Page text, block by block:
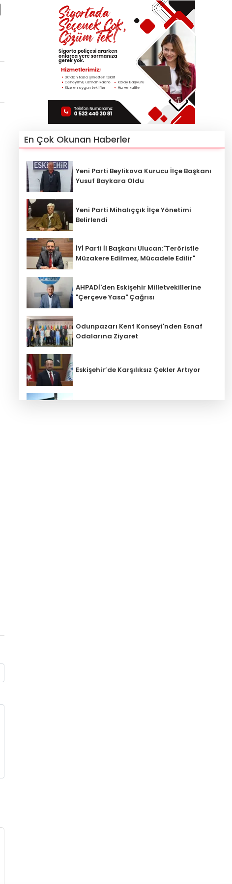
En Çok Okunan Haberler
Yeni Parti Beylikova Kurucu İlçe Başkanı
Yusuf Baykara Oldu
Yeni Parti Mihalıççık İlçe Yönetimi
Belirlendi
İYİ Parti İl Başkanı Ulucan:"Teröristle
Müzakere Edilmez, Mücadele Edilir"
AHPADİ'den Eskişehir Milletvekillerine
"Çerçeve Yasa" Çağrısı
Odunpazarı Kent Konseyi'nden Esnaf
Odalarına Ziyaret
Eskişehir’de Karşılıksız Çekler Artıyor